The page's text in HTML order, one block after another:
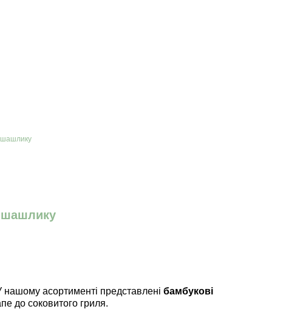
асортименті представлені бамбукові
до соковитого гриля.